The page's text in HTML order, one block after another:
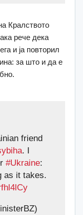
Кралството
рече дека
и ја повторил
за што и да е
friend
. I
#Ukraine:
as it takes.